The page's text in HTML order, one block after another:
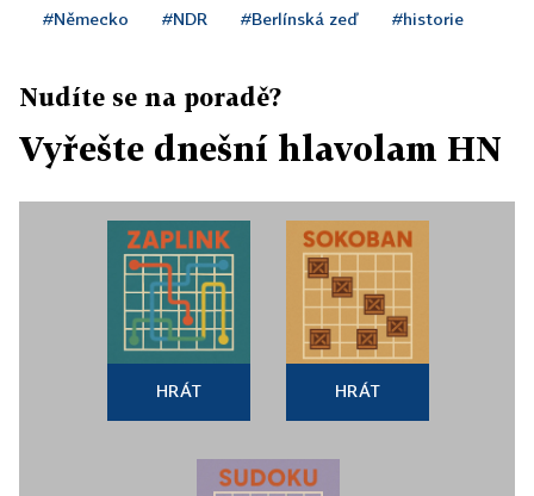
#Německo #NDR #Berlínská zeď #historie
Nudíte se na poradě?
Vyřešte dnešní hlavolam HN
HRÁT HRÁT